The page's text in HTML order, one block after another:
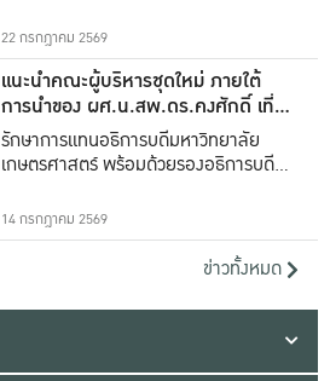
22 กรกฎาคม 2569
แนะนำคณะผู้บริหารชุดใหม่ ภายใต้
การนำของ ผศ.น.สพ.ดร.คงศักดิ์ เที่ยง
ธรรม
รักษาการแทนอธิการบดีมหาวิทยาลัย
เกษตรศาสตร์ พร้อมด้วยรองอธิการบดีทั้ง
14 กรกฎาคม 2569
ข่าวทั้งหมด